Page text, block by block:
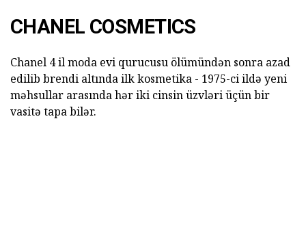
CHANEL COSMETICS
Chanel 4 il moda evi qurucusu ölümündən sonra azad
edilib brendi altında ilk kosmetika - 1975-ci ildə yeni
məhsullar arasında hər iki cinsin üzvləri üçün bir
vasitə tapa bilər.